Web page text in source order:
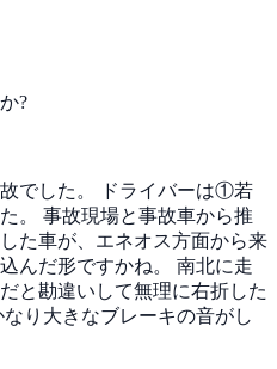
?
でした。
ドライバーは①若
。 事故現場と事故車から推
た車が、エネオス方面から来
んだ形ですかね。 南北に走
と勘違いして無理に右折した
なり大きなブレーキの音がし